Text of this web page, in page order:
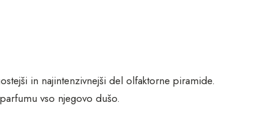
in najintenzivnejši del olfaktorne piramide.
vso njegovo dušo.